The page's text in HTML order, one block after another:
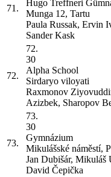
71.
Hugo Treffneri
Munga 12, Tartu
Paula Russak, Ervin
Sander Kask
72.
72.
30
Alpha School
Sirdaryo viloyati
Raxmonov
Azizbek, Sharopov
73.
73.
30
Gymnázium
Mikulášské náměstí,
Jan Dubišár, Mikuláš
David Čepička